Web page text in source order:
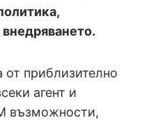
от приблизително
агент и
възможности,